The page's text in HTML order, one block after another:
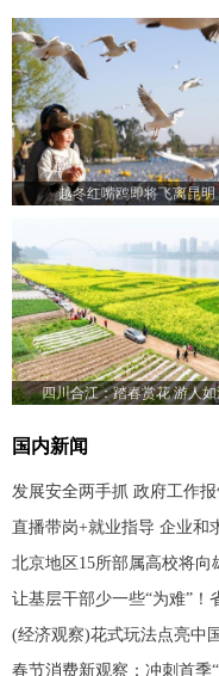
越冬红嘴鸥即将飞离昆明
四川合江：踏春赏花 游人
国内新闻
发展安全两手抓 政府工作
直播带岗+就业指导 企业和
北京地区15所部属高校将向
让基层干部少一些“为难”！
(经济观察)花式玩法点亮中
春节消费新观察：冲刺首季